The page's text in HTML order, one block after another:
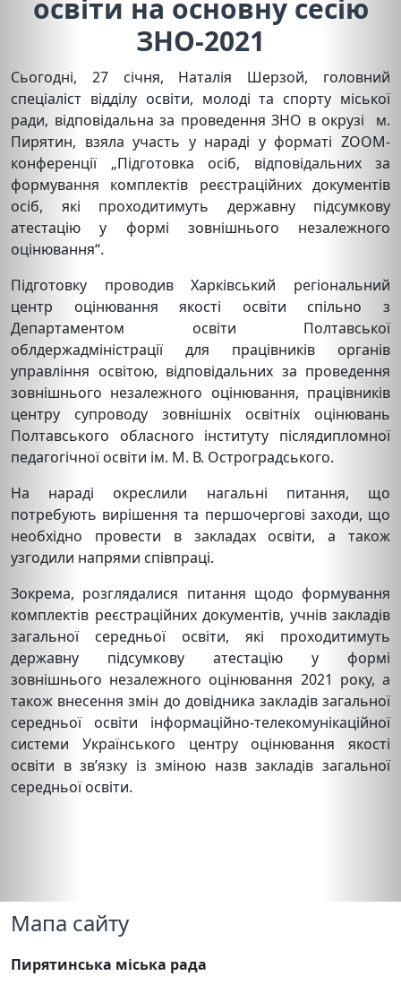
освіти на основну сесію
ЗНО-2021
Сьогодні, 27 січня, Наталія Шерзой, головний
спеціаліст відділу освіти, молоді та спорту міської
ради, відповідальна за проведення ЗНО в окрузі м.
Пирятин, взяла участь у нараді у форматі ZOOM-
конференції „Підготовка осіб, відповідальних за
формування комплектів реєстраційних документів
осіб, які проходитимуть державну підсумкову
атестацію у формі зовнішнього незалежного
оцінювання“.
Підготовку проводив Харківський регіональний
центр оцінювання якості освіти спільно з
Департаментом освіти Полтавської
облдержадміністрації для працівників органів
управління освітою, відповідальних за проведення
зовнішнього незалежного оцінювання, працівників
центру супроводу зовнішніх освітніх оцінювань
Полтавського обласного інституту післядипломної
педагогічної освіти ім. М. В. Остроградського.
На нараді окреслили нагальні питання, що
потребують вирішення та першочергові заходи, що
необхідно провести в закладах освіти, а також
узгодили напрями співпраці.
Зокрема, розглядалися питання щодо формування
комплектів реєстраційних документів, учнів закладів
загальної середньої освіти, які проходитимуть
державну підсумкову атестацію у формі
зовнішнього незалежного оцінювання 2021 року, а
також внесення змін до довідника закладів загальної
середньої освіти інформаційно-телекомунікаційної
системи Українського центру оцінювання якості
освіти в зв’язку із зміною назв закладів загальної
середньої освіти.
Мапа сайту
Пирятинська міська рада